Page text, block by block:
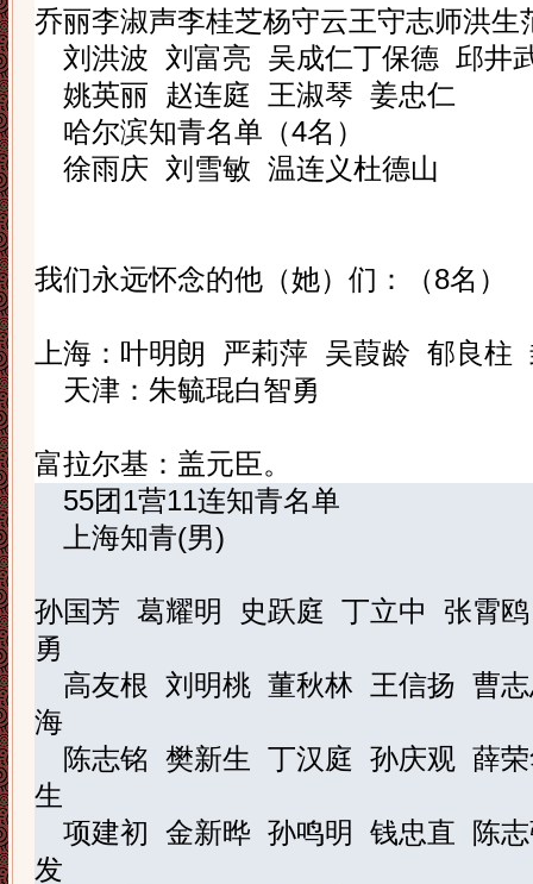
乔丽李淑声李桂芝杨守云王守志师洪生
刘洪波 刘富亮 吴成仁丁保德 邱井
姚英丽
赵连庭 王淑琴 姜忠仁
哈尔滨知青名单（4名）
徐雨庆 刘雪敏 温连义杜德山
我们永远怀念的他（她）们：（8名）
上海：叶明朗 严莉萍 吴葭龄 郁良柱
天津：朱毓琨白智勇
富拉尔基：盖元臣。
55团1营11连知青名单
上海知青(男)
孙国芳 葛耀明 史跃庭 丁立中
张霄鸥
勇
高友根
刘明桃 董秋林 王信扬 曹
海
陈志铭 樊新生 丁汉庭 孙庆观 薛
生
项建初
金新晔 孙鸣明 钱忠直
陈
发